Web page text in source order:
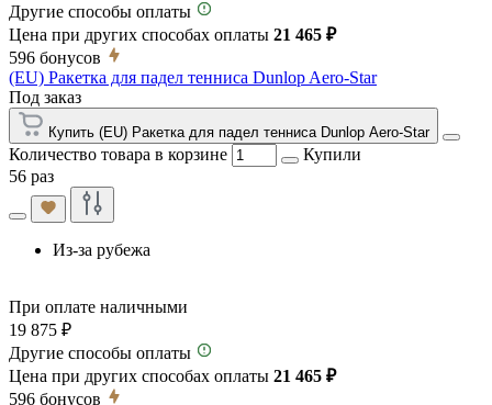
Другие способы оплаты
Цена при других способах оплаты 21 465 ₽
596 бонусов
(EU) Ракетка для падел тенниса Dunlop Aero-Star
Под заказ
Купить (EU) Ракетка для падел тенниса Dunlop Aero-Star
Количество товара в корзине
Купили
56 раз
Из-за рубежа
При оплате наличными
19 875 ₽
Другие способы оплаты
Цена при других способах оплаты 21 465 ₽
596 бонусов